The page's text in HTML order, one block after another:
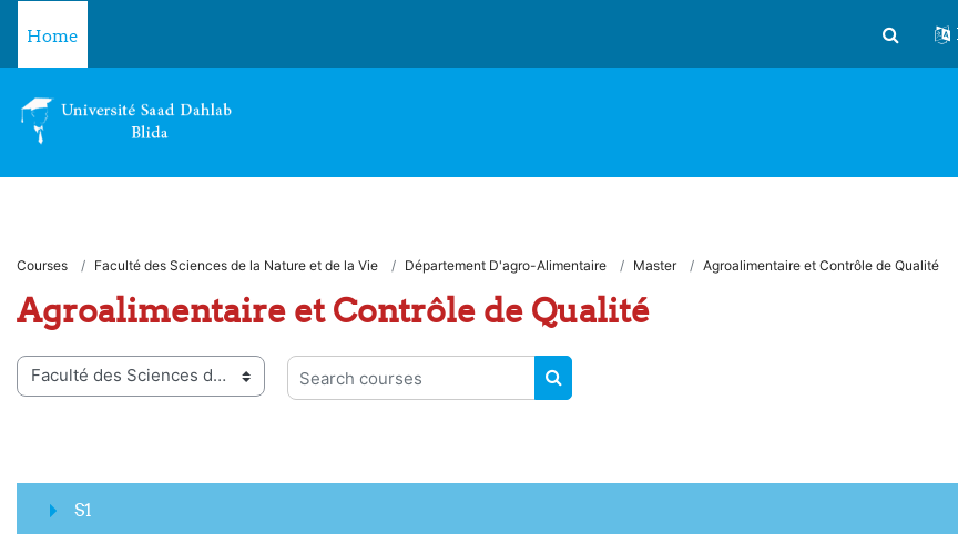
Home
Toggle
Courses Faculté des Sciences de la Nature et de la Vie Département D'agro-Alimentaire Master Agroalimentaire et Contrôle de Qualité
Agroalimentaire et Contrôle de Qualité
Search courses
SEARCH COURSES
S1